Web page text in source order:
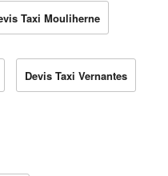
Taxi Mouliherne
Devis Taxi Vernantes